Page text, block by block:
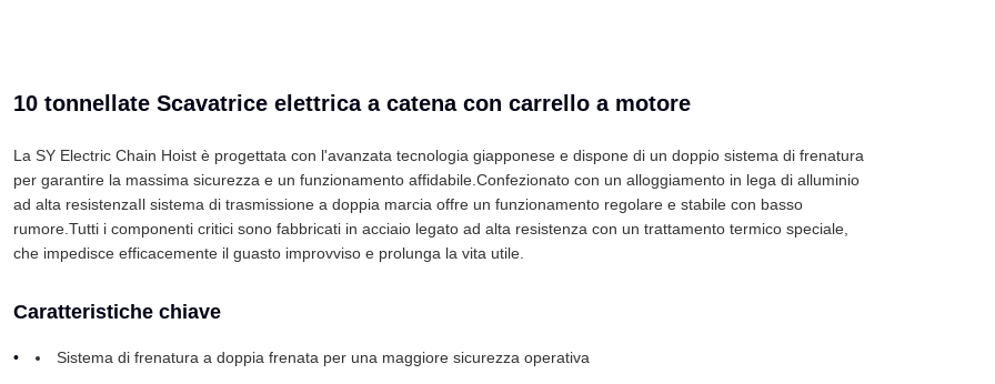
10 tonnellate Scavatrice elettrica a catena con carrello a motore
La SY Electric Chain Hoist è progettata con l'avanzata tecnologia giapponese e dispone di un doppio sistema di frenatura
per garantire la massima sicurezza e un funzionamento affidabile.Confezionato con un alloggiamento in lega di alluminio
ad alta resistenzaIl sistema di trasmissione a doppia marcia offre un funzionamento regolare e stabile con basso
rumore.Tutti i componenti critici sono fabbricati in acciaio legato ad alta resistenza con un trattamento termico speciale,
che impedisce efficacemente il guasto improvviso e prolunga la vita utile.
Caratteristiche chiave
Sistema di frenatura a doppia frenata per una maggiore sicurezza operativa